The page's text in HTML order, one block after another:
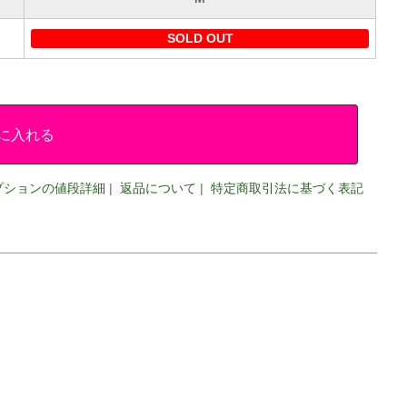
SOLD OUT
入れる
ションの値段詳細 | 返品について | 特定商取引法に基づく表記